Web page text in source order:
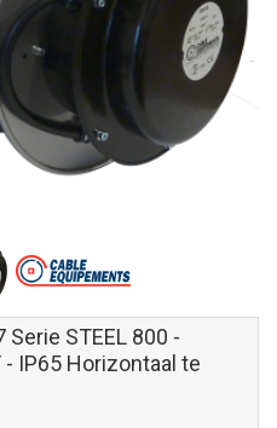
Serie STEEL 800 -
- IP65 Horizontaal te